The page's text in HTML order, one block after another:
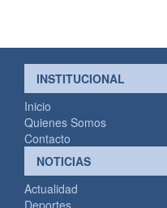
INSTITUCIONAL
Inicio
Quienes Somos
Contacto
NOTICIAS
Actualidad